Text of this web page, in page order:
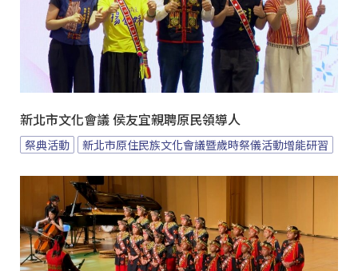
新北市文化會議 侯友宜親聘原民領導人
祭典活動 新北市原住民族文化會議暨歲時祭儀活動增能研習